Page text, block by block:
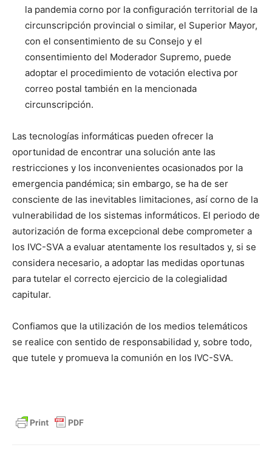
la pandemia corno por la configuración territorial de la
circunscripción provincial o similar, el Superior Mayor,
con el consentimiento de su Consejo y el
consentimiento del Moderador Supremo, puede
adoptar el procedimiento de votación electiva por
correo postal también en la mencionada
circunscripción.
Las tecnologías informáticas pueden ofrecer la
oportunidad de encontrar una solución ante las
restricciones y los inconvenientes ocasionados por la
emergencia pandémica; sin embargo, se ha de ser
consciente de las inevitables limitaciones, así corno de la
vulnerabilidad de los sistemas informáticos. El periodo de
autorización de forma excepcional debe comprometer a
los IVC-SVA a evaluar atentamente los resultados y, si se
considera necesario, a adoptar las medidas oportunas
para tutelar el correcto ejercicio de la colegialidad
capitular.
Confiamos que la utilización de los medios telemáticos
se realice con sentido de responsabilidad y, sobre todo,
que tutele y promueva la comunión en los IVC-SVA.